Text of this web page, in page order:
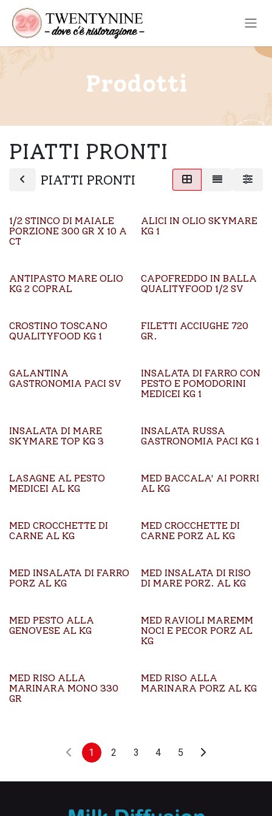
Passa al contenuto
Prodotti
PIATTI PRONTI
PIATTI PRONTI
1/2 STINCO DI MAIALE
PORZIONE 300 GR X 10 A
CT
ALICI IN OLIO SKYMARE
KG 1
ANTIPASTO MARE OLIO
KG 2 COPRAL
CAPOFREDDO IN BALLA
QUALITYFOOD 1/2 SV
CROSTINO TOSCANO
QUALITYFOOD KG 1
FILETTI ACCIUGHE 720
GR.
GALANTINA
GASTRONOMIA PACI SV
INSALATA DI FARRO CON
PESTO E POMODORINI
MEDICEI KG 1
INSALATA DI MARE
SKYMARE TOP KG 3
INSALATA RUSSA
GASTRONOMIA PACI KG 1
LASAGNE AL PESTO
MEDICEI AL KG
MED BACCALA' AI PORRI
AL KG
MED CROCCHETTE DI
CARNE AL KG
MED CROCCHETTE DI
CARNE PORZ AL KG
MED INSALATA DI FARRO
PORZ AL KG
MED INSALATA DI RISO
DI MARE PORZ. AL KG
MED PESTO ALLA
GENOVESE AL KG
MED RAVIOLI MAREMM
NOCI E PECOR PORZ AL
KG
MED RISO ALLA
MARINARA MONO 330
GR
MED RISO ALLA
MARINARA PORZ AL KG
1 2 3 4 5